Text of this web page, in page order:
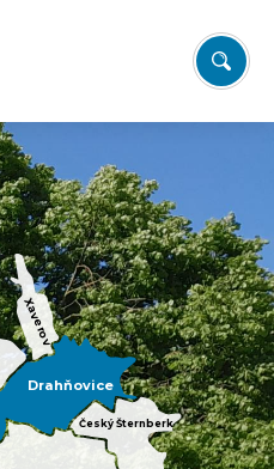
Xaverov
Český Šternberk
Drahňovice